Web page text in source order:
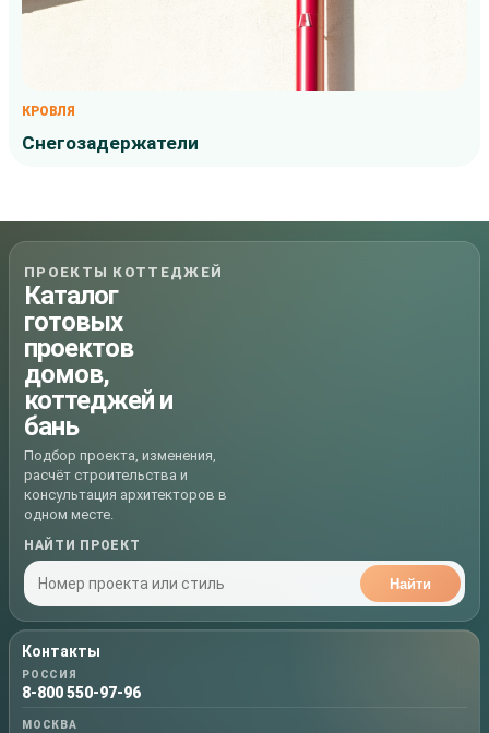
КРОВЛЯ
Снегозадержатели
ПРОЕКТЫ КОТТЕДЖЕЙ
Каталог
готовых
проектов
домов,
коттеджей и
бань
Подбор проекта, изменения,
расчёт строительства и
консультация архитекторов в
одном месте.
НАЙТИ ПРОЕКТ
Найти
Контакты
РОССИЯ
8-800 550-97-96
МОСКВА